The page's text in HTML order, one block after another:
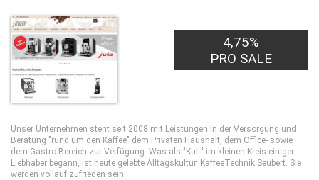
4,75%
PRO SALE
Unser Unternehmen steht seit 2008 mit Leistungen in der Versorgung und
Beratung "rund um den Kaffee" dem Privaten Haushalt, dem Office- sowie
dem Gastro-Bereich zur Verfügung. Was als "Kult" im kleinen Kreis einiger
Liebhaber begann, ist heute gelebte Alltagskultur. KaffeeTechnik Seubert. Sie
werden vollauf zufrieden sein!